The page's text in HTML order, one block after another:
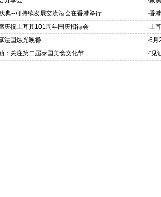
典--可持续发展交流酒会在香港举行 ·香
庆祝土耳其101周年国庆招待会 ·土
法国烛光晚餐…… ·6月
：关注第二届泰国美食文化节 ·“见